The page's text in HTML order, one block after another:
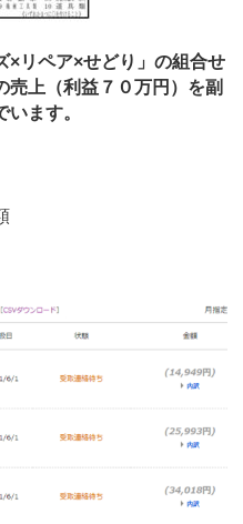
×リペア×せどり」の組合せ
売上（利益７０万円）を副
ます。